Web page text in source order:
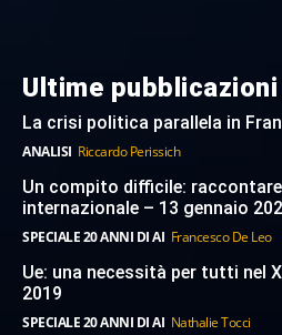
Ultime pubblicazioni
La crisi politica parallela in
ANALISI Riccardo Perissich
Un compito difficile:
internazionale – 13 gennaio
SPECIALE 20 ANNI DI AI Francesco De Leo
Ue: una necessità per tutti nel
2019
SPECIALE 20 ANNI DI AI Nathalie Tocci